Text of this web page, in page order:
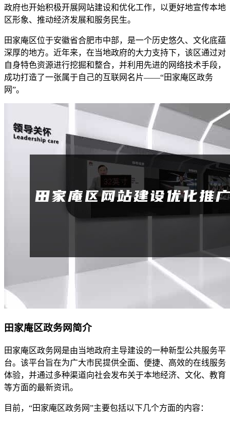
政府也开始积极开展网站建设和优化工作，以更好地宣传本地
区形象、推动经济发展和服务民生。
田家庵区位于安徽省合肥市中部，是一个历史悠久、文化底蕴
深厚的地方。近年来，在当地政府的大力支持下，该区通过对
自身特色资源进行挖掘和整合，并利用先进的网络技术手段，
成功打造了一张属于自己的互联网名片——“田家庵区政务
网”。
田家庵区政务网简介
田家庵区政务网是由当地政府主导建设的一种新型公共服务平
台。该平台旨在为广大市民提供全面、便捷、高效的在线服务
体验，并通过多种渠道向社会发布关于本地经济、文化、教育
等方面的最新资讯。
目前，“田家庵区政务网”主要包括以下几个方面的内容：